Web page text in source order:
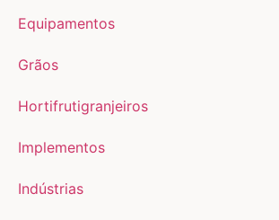
Equipamentos
Grãos
Hortifrutigranjeiros
Implementos
Indústrias